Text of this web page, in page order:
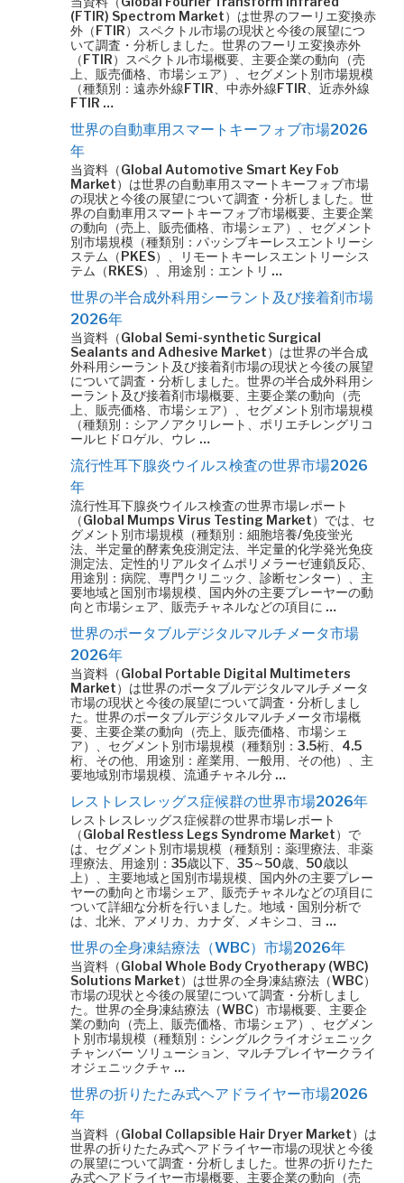
(FTIR) Spectrom Market）は世界のフーリエ変換赤
外（FTIR）スペクトル市場の現状と今後の展望につ
いて調査・分析しました。世界のフーリエ変換赤外
（FTIR）スペクトル市場概要、主要企業の動向（売
上、販売価格、市場シェア）、セグメント別市場規模
（種類別：遠赤外線FTIR、中赤外線FTIR、近赤外線
FTIR …
世界の自動車用スマートキーフォブ市場2026
年
当資料（Global Automotive Smart Key Fob
Market）は世界の自動車用スマートキーフォブ市場
の現状と今後の展望について調査・分析しました。世
界の自動車用スマートキーフォブ市場概要、主要企業
の動向（売上、販売価格、市場シェア）、セグメント
別市場規模（種類別：パッシブキーレスエントリーシ
ステム（PKES）、リモートキーレスエントリーシス
テム（RKES）、用途別：エントリ …
世界の半合成外科用シーラント及び接着剤市場
2026年
当資料（Global Semi-synthetic Surgical
Sealants and Adhesive Market）は世界の半合成
外科用シーラント及び接着剤市場の現状と今後の展望
について調査・分析しました。世界の半合成外科用シ
ーラント及び接着剤市場概要、主要企業の動向（売
上、販売価格、市場シェア）、セグメント別市場規模
（種類別：シアノアクリレート、ポリエチレングリコ
ールヒドロゲル、ウレ …
流行性耳下腺炎ウイルス検査の世界市場2026
年
流行性耳下腺炎ウイルス検査の世界市場レポート
（Global Mumps Virus Testing Market）では、セ
グメント別市場規模（種類別：細胞培養/免疫蛍光
法、半定量的酵素免疫測定法、半定量的化学発光免疫
測定法、定性的リアルタイムポリメラーゼ連鎖反応、
用途別：病院、専門クリニック、診断センター）、主
要地域と国別市場規模、国内外の主要プレーヤーの動
向と市場シェア、販売チャネルなどの項目に …
世界のポータブルデジタルマルチメータ市場
2026年
当資料（Global Portable Digital Multimeters
Market）は世界のポータブルデジタルマルチメータ
市場の現状と今後の展望について調査・分析しまし
た。世界のポータブルデジタルマルチメータ市場概
要、主要企業の動向（売上、販売価格、市場シェ
ア）、セグメント別市場規模（種類別：3.5桁、4.5
桁、その他、用途別：産業用、一般用、その他）、主
要地域別市場規模、流通チャネル分 …
レストレスレッグス症候群の世界市場2026年
レストレスレッグス症候群の世界市場レポート
（Global Restless Legs Syndrome Market）で
は、セグメント別市場規模（種類別：薬理療法、非薬
理療法、用途別：35歳以下、35～50歳、50歳以
上）、主要地域と国別市場規模、国内外の主要プレー
ヤーの動向と市場シェア、販売チャネルなどの項目に
ついて詳細な分析を行いました。地域・国別分析で
は、北米、アメリカ、カナダ、メキシコ、ヨ …
世界の全身凍結療法（WBC）市場2026年
当資料（Global Whole Body Cryotherapy (WBC)
Solutions Market）は世界の全身凍結療法（WBC）
市場の現状と今後の展望について調査・分析しまし
た。世界の全身凍結療法（WBC）市場概要、主要企
業の動向（売上、販売価格、市場シェア）、セグメン
ト別市場規模（種類別：シングルクライオジェニック
チャンバー ソリューション、マルチプレイヤークライ
オジェニックチャ …
世界の折りたたみ式ヘアドライヤー市場2026
年
当資料（Global Collapsible Hair Dryer Market）は
世界の折りたたみ式ヘアドライヤー市場の現状と今後
の展望について調査・分析しました。世界の折りたた
み式ヘアドライヤー市場概要、主要企業の動向（売